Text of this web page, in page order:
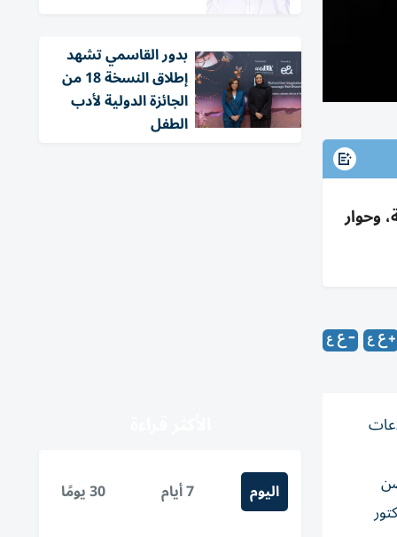
وحوار
بدور القاسمي تشهد
إطلاق النسخة 18 من
الجائزة الدولية لأدب
الطفل
اليوم 7 أيام 30 يومًا